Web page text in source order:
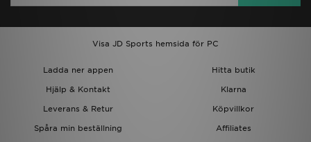
Visa JD Sports hemsida för PC
Ladda ner appen
Hitta butik
Hjälp & Kontakt
Klarna
Leverans & Retur
Köpvillkor
Spåra min beställning
Affiliates